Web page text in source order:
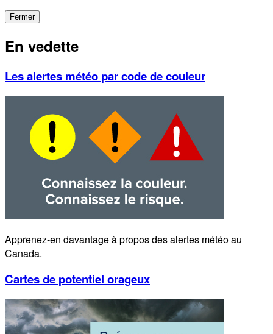
Fermer
En vedette
Les alertes météo par code de couleur
Apprenez-en davantage à propos des alertes météo au
Canada.
Cartes de potentiel orageux